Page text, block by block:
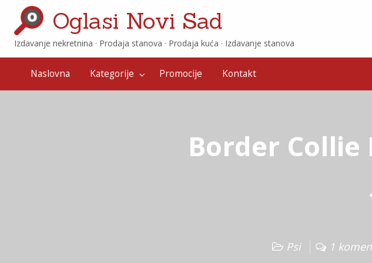
Promocije Kontakt
Oglasi Novi Sad
Izdavanje nekretnina · ‎Prodaja stanova · ‎Prodaja kuća · ‎Izdavanje stanova
Naslovna Kategorije Promocije Kontakt
Border Collie
Psi 1